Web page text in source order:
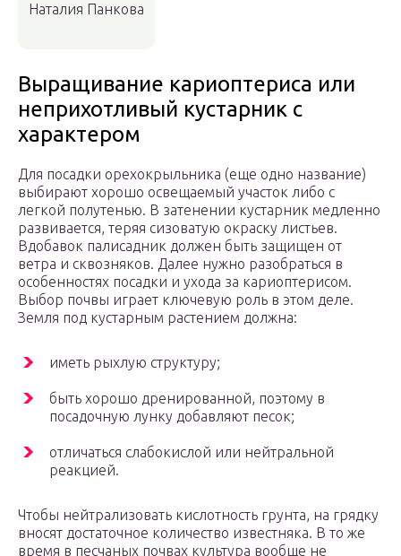
Наталия Панкова
Выращивание кариоптериса или
неприхотливый кустарник с
характером
Для посадки орехокрыльника (еще одно название)
выбирают хорошо освещаемый участок либо с
легкой полутенью. В затенении кустарник медленно
развивается, теряя сизоватую окраску листьев.
Вдобавок палисадник должен быть защищен от
ветра и сквозняков. Далее нужно разобраться в
особенностях посадки и ухода за кариоптерисом.
Выбор почвы играет ключевую роль в этом деле.
Земля под кустарным растением должна:
иметь рыхлую структуру;
быть хорошо дренированной, поэтому в
посадочную лунку добавляют песок;
отличаться слабокислой или нейтральной
реакцией.
Чтобы нейтрализовать кислотность грунта, на грядку
вносят достаточное количество известняка. В то же
время в песчаных почвах культура вообще не